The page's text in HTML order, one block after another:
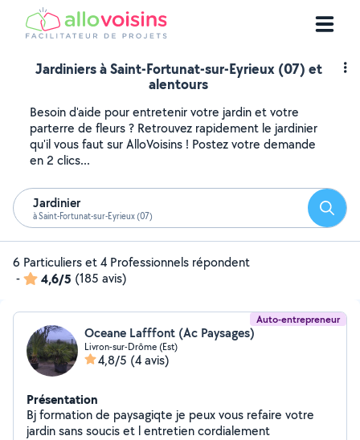
Jardiniers à Saint-Fortunat-sur-Eyrieux (07) et
alentours
Besoin d'aide pour entretenir votre jardin et votre
parterre de fleurs ? Retrouvez rapidement le jardinier
qu'il vous faut sur AlloVoisins ! Postez votre demande
en 2 clics...
Jardinier
à Saint-Fortunat-sur-Eyrieux (07)
6 Particuliers et 4 Professionnels répondent
-
4,6/5 (185 avis)
Auto-entrepreneur
Oceane Lafffont (Ac Paysages)
Livron-sur-Drôme (Est)
4,8/5 (4 avis)
Présentation
Bj formation de paysagiqte je peux vous refaire votre
jardin sans soucis et l entretien cordialement